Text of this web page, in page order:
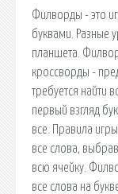
Филворды - это
буквами. Разные
планшета.
кроссворды -
требуется найти
первый взгляд
все. Правила
все слова,
всю ячейку.
все слова на